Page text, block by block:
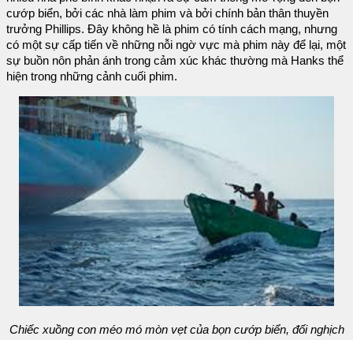
cướp biển, bởi các nhà làm phim và bởi chính bản thân thuyền
trưởng Phillips. Đây không hề là phim có tính cách mạng, nhưng
có một sự cấp tiến về những nỗi ngờ vực mà phim này để lại, một
sự buồn nôn phản ánh trong cảm xúc khác thường mà Hanks thể
hiện trong những cảnh cuối phim.
Chiếc xuồng con méo mó mòn vẹt của bọn cướp biển, đối nghịch